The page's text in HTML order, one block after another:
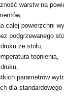
warstw na
całej powierzchni
podgrzewanego
ze stołu,
topnienia,
parametrów
dla standardowego